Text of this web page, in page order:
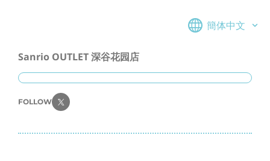
簡体中文
Sanrio OUTLET 深谷花园店
FOLLOW